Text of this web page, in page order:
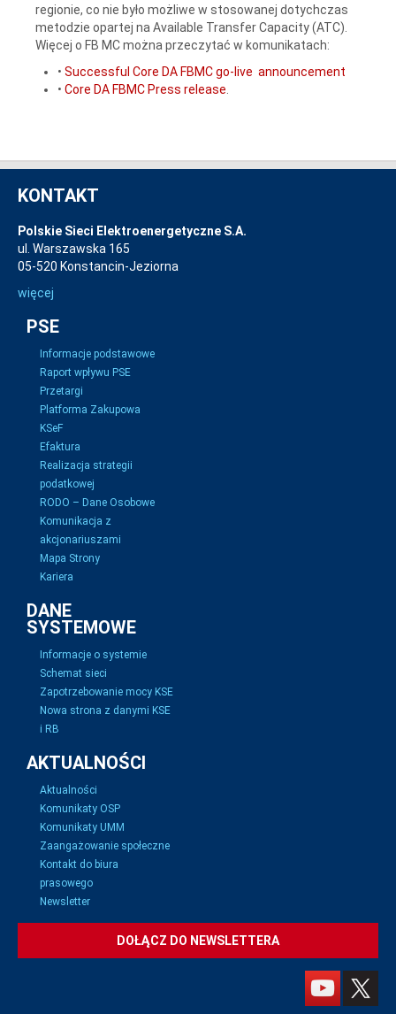
regionie, co nie było możliwe w stosowanej dotychczas
metodzie opartej na Available Transfer Capacity (ATC).
Więcej o FB MC można przeczytać w komunikatach:
• Successful Core DA FBMC go-live announcement
• Core DA FBMC Press release
KONTAKT
Polskie Sieci Elektroenergetyczne S.A.
ul. Warszawska 165
05-520 Konstancin-Jeziorna
więcej
PSE
Informacje podstawowe
Raport wpływu PSE
Przetargi
Platforma Zakupowa
KSeF
Efaktura
Realizacja strategii
podatkowej
RODO – Dane Osobowe
Komunikacja z
akcjonariuszami
Mapa Strony
Kariera
DANE
SYSTEMOWE
Informacje o systemie
Schemat sieci
Zapotrzebowanie mocy KSE
Nowa strona z danymi KSE
i RB
AKTUALNOŚCI
Aktualności
Komunikaty OSP
Komunikaty UMM
Zaangażowanie społeczne
Kontakt do biura
prasowego
Newsletter
DOŁĄCZ DO NEWSLETTERA